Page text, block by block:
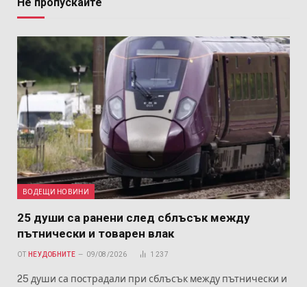
ВОДЕЩИ НОВИНИ
25 души са ранени след сблъсък между
пътнически и товарен влак
ОТ НЕУДОБНИТЕ 09/08/2026 1 237
25 души са пострадали при сблъсък между пътнически и